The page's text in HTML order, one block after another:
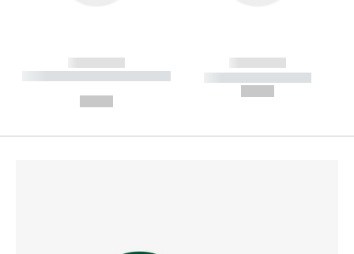
------------
----------- ----------- --------
------------
----------- -----------